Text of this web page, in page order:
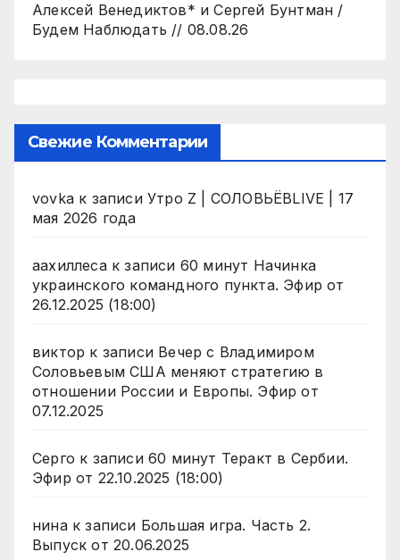
Алексей Венедиктов* и Сергей Бунтман /
Будем Наблюдать // 08.08.26
Свежие Комментарии
vovka к записи Утро Z | СОЛОВЬЁВLIVE | 17
мая 2026 года
аахиллесак записи 60 минут Начинка
украинского командного пункта. Эфир от
26.12.2025 (18:00)
виктор к записи Вечер с Владимиром
Соловьевым США меняют стратегию в
отношении России и Европы. Эфир от
07.12.2025
Серго к записи 60 минут Теракт в Сербии.
Эфир от 22.10.2025 (18:00)
нинак записи Большая игра. Часть 2.
Выпуск от 20.06.2025